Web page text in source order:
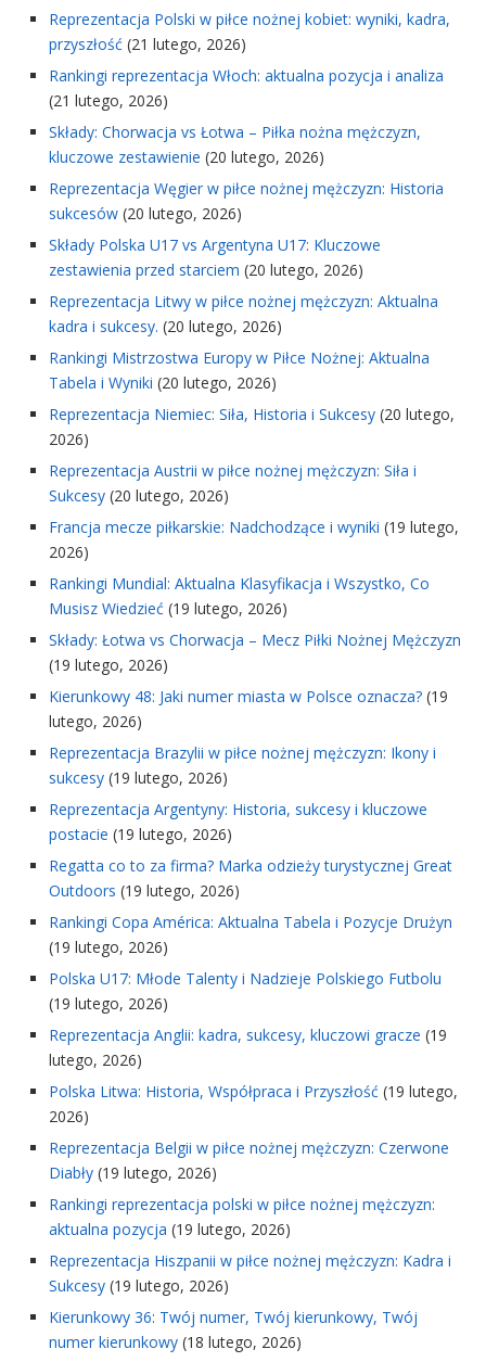
Reprezentacja Polski w piłce nożnej kobiet: wyniki, kadra,
przyszłość (21 lutego, 2026)
Rankingi reprezentacja Włoch: aktualna pozycja i analiza
(21 lutego, 2026)
Składy: Chorwacja vs Łotwa – Piłka nożna mężczyzn,
kluczowe zestawienie (20 lutego, 2026)
Reprezentacja Węgier w piłce nożnej mężczyzn: Historia
sukcesów (20 lutego, 2026)
Składy Polska U17 vs Argentyna U17: Kluczowe
zestawienia przed starciem (20 lutego, 2026)
Reprezentacja Litwy w piłce nożnej mężczyzn: Aktualna
kadra i sukcesy. (20 lutego, 2026)
Rankingi Mistrzostwa Europy w Piłce Nożnej: Aktualna
Tabela i Wyniki (20 lutego, 2026)
Reprezentacja Niemiec: Siła, Historia i Sukcesy (20 lutego,
2026)
Reprezentacja Austrii w piłce nożnej mężczyzn: Siła i
Sukcesy (20 lutego, 2026)
Francja mecze piłkarskie: Nadchodzące i wyniki (19 lutego,
2026)
Rankingi Mundial: Aktualna Klasyfikacja i Wszystko, Co
Musisz Wiedzieć (19 lutego, 2026)
Składy: Łotwa vs Chorwacja – Mecz Piłki Nożnej Mężczyzn
(19 lutego, 2026)
Kierunkowy 48: Jaki numer miasta w Polsce oznacza? (19
lutego, 2026)
Reprezentacja Brazylii w piłce nożnej mężczyzn: Ikony i
sukcesy (19 lutego, 2026)
Reprezentacja Argentyny: Historia, sukcesy i kluczowe
postacie (19 lutego, 2026)
Regatta co to za firma? Marka odzieży turystycznej Great
Outdoors (19 lutego, 2026)
Rankingi Copa América: Aktualna Tabela i Pozycje Drużyn
(19 lutego, 2026)
Polska U17: Młode Talenty i Nadzieje Polskiego Futbolu
(19 lutego, 2026)
Reprezentacja Anglii: kadra, sukcesy, kluczowi gracze (19
lutego, 2026)
Polska Litwa: Historia, Współpraca i Przyszłość (19 lutego,
2026)
Reprezentacja Belgii w piłce nożnej mężczyzn: Czerwone
Diabły (19 lutego, 2026)
Rankingi reprezentacja polski w piłce nożnej mężczyzn:
aktualna pozycja (19 lutego, 2026)
Reprezentacja Hiszpanii w piłce nożnej mężczyzn: Kadra i
Sukcesy (19 lutego, 2026)
Kierunkowy 36: Twój numer, Twój kierunkowy, Twój
numer kierunkowy (18 lutego, 2026)